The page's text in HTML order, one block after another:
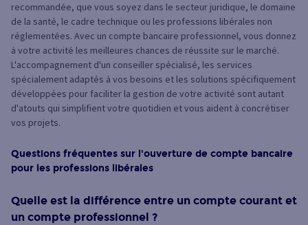
recommandée, que vous soyez dans le secteur juridique, le domaine
de la santé, le cadre technique ou les professions libérales non
réglementées. Avec un compte bancaire professionnel, vous donnez
à votre activité les meilleures chances de réussite sur le marché.
L'accompagnement d'un conseiller spécialisé, les services
spécialement adaptés à vos besoins et les solutions spécifiquement
développées pour faciliter la gestion de votre activité sont autant
d'atouts qui simplifient votre quotidien et vous aident à concrétiser
vos projets.
Questions fréquentes sur l'ouverture de compte bancaire
pour les professions libérales
Quelle est la différence entre un compte courant et
un compte professionnel ?